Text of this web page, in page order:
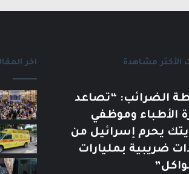
الأكثر مشاهدة
الضرائب: “تصاعد
الأطباء وموظفي
يحرم إسرائيل من
ضريبية بمليارات
اخر